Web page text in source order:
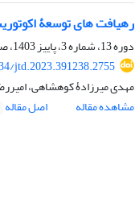
رهیافت‏ های توسعۀ
دوره 13، شماره 3، پاییز 1403، صفحه
jtd.2023.391238.2755
مهدی میرزادۀ کوهشاهی،
مشاهده مقاله
اصل مقاله